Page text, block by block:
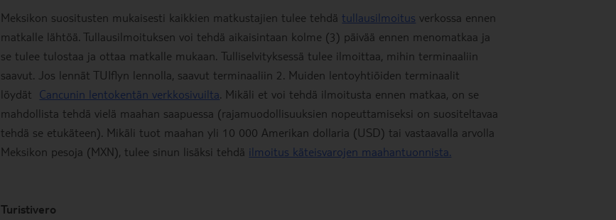
Meksikon suositusten mukaisesti kaikkien matkustajien tulee tehdätullausilmoitus verkossa ennen
matkalle lähtöä. Tullausilmoituksen voi tehdä aikaisintaan kolme (3) päivää ennen menomatkaa ja
se tulee tulostaa ja ottaa matkalle mukaan. Tulliselvityksessä tulee ilmoittaa, mihin terminaaliin
saavut. Jos lennät TUIflyn lennolla, saavut terminaaliin 2. Muiden lentoyhtiöiden terminaalit
löydät Cancunin lentokentän verkkosivuilta. Mikäli et voi tehdä ilmoitusta ennen matkaa, on se
mahdollista tehdä vielä maahan saapuessa (rajamuodollisuuksien nopeuttamiseksi on suositeltavaa
tehdä se etukäteen). Mikäli tuot maahan yli 10 000 Amerikan dollaria (USD) tai vastaavalla arvolla
Meksikon pesoja (MXN), tulee sinun lisäksi tehdä ilmoitus käteisvarojen maahantuonnista.
Turistivero